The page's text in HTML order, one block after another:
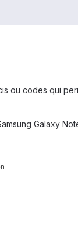
ou codes qui
Galaxy